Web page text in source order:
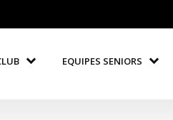
EQUIPES SENIORS